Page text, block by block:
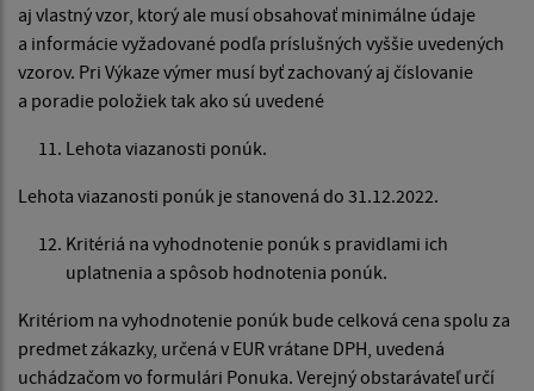
aj vlastný vzor, ktorý ale musí obsahovať minimálne údaje
a informácie vyžadované podľa príslušných vyššie uvedených
vzorov. Pri Výkaze výmer musí byť zachovaný aj číslovanie
a poradie položiek tak ako sú uvedené
Lehota viazanosti ponúk.
Lehota viazanosti ponúk je stanovená do 31.12.2022.
Kritériá na vyhodnotenie ponúk s pravidlami ich
uplatnenia a spôsob hodnotenia ponúk.
Kritériom na vyhodnotenie ponúk bude celková cena spolu za
predmet zákazky, určená v EUR vrátane DPH, uvedená
uchádzačom vo formulári Ponuka. Verejný obstarávateľ určí